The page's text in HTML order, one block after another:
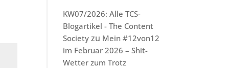
KW07/2026: Alle TCS-
Blogartikel - The Content
Society zu Mein #12von12
im Februar 2026 – Shit-
Wetter zum Trotz